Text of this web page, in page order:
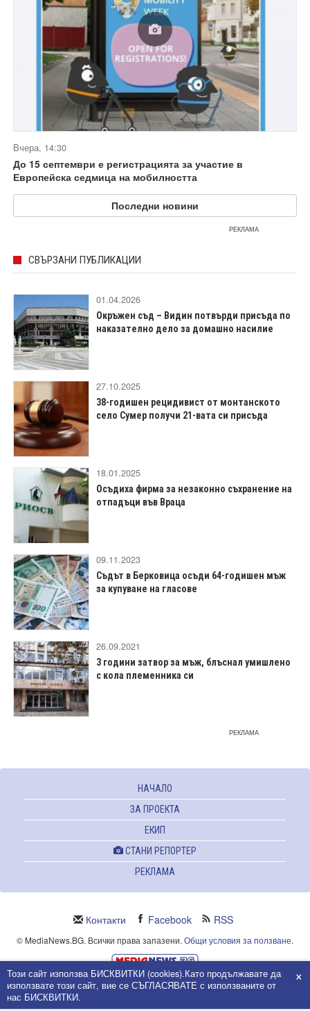
Вчера, 14:30
До 15 септември е регистрацията за участие в
Европейска седмица на мобилността
Последни новини
РЕКЛАМА
СВЪРЗАНИ ПУБЛИКАЦИИ
01.04.2026
Окръжен съд – Видин потвърди присъда по
наказателно дело за домашно насилие
27.10.2025
38-годишен рецидивист от монтанското
село Сумер получи 21-вата си присъда
18.01.2025
Осъдиха фирма за незаконно съхранение на
отпадъци във Враца
09.11.2023
Съдът в Берковица осъди 64-годишен мъж
за купуване на гласове
26.09.2021
3 години затвор за мъж, блъснал умишлено
с кола племенника си
РЕКЛАМА
НАЧАЛО
ЗА ПРОЕКТА
ЕКИП
СТАНИ РЕПОРТЕР
РЕКЛАМА
Контакти Facebook RSS
© MediaNews.BG. Всички права запазени. Общи условия за ползване.
Powered and owned by Intersat Ltd.
Собственост на Интерсат ООД.
Този сайт използва БИСКВИТКИ (cookies).Като продължавате да
използвате този сайт, вие се СЪГЛАСЯВАТЕ с използваните от
нас БИСКВИТКИ.
×